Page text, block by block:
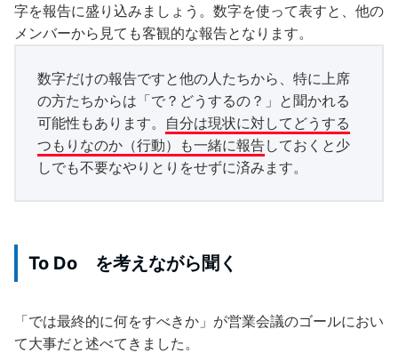
字を報告に盛り込みましょう。数字を使って表すと、他の
メンバーから見ても客観的な報告となります。
数字だけの報告ですと他の人たちから、特に上席
の方たちからは「で？どうするの？」と聞かれる
可能性もあります。 自分は現状に対してどうする
つもりなのか（行動）も一緒に報告しておくと少
しでも不要なやりとりをせずに済みます。
To Do を考えながら聞く
「では最終的に何をすべきか」が営業会議のゴールにおい
て大事だと述べてきました。